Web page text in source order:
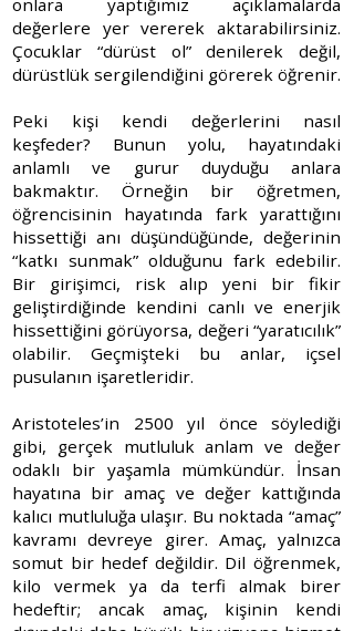
onlara yaptığımız açıklamalarda
değerlere yer vererek aktarabilirsiniz.
Çocuklar “dürüst ol” denilerek değil,
dürüstlük sergilendiğini görerek öğrenir.
Peki kişi kendi değerlerini nasıl
keşfeder? Bunun yolu, hayatındaki
anlamlı ve gurur duyduğu anlara
bakmaktır. Örneğin bir öğretmen,
öğrencisinin hayatında fark yarattığını
hissettiği anı düşündüğünde, değerinin
“katkı sunmak” olduğunu fark edebilir.
Bir girişimci, risk alıp yeni bir fikir
geliştirdiğinde kendini canlı ve enerjik
hissettiğini görüyorsa, değeri “yaratıcılık”
olabilir. Geçmişteki bu anlar, içsel
pusulanın işaretleridir.
Aristoteles’in 2500 yıl önce söylediği
gibi, gerçek mutluluk anlam ve değer
odaklı bir yaşamla mümkündür. İnsan
hayatına bir amaç ve değer kattığında
kalıcı mutluluğa ulaşır. Bu noktada “amaç”
kavramı devreye girer. Amaç, yalnızca
somut bir hedef değildir. Dil öğrenmek,
kilo vermek ya da terfi almak birer
hedeftir; ancak amaç, kişinin kendi